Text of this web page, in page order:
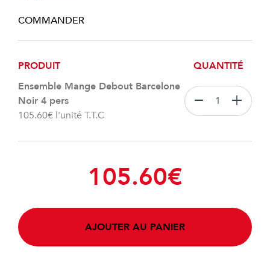
COMMANDER
PRODUIT
QUANTITÉ
Ensemble Mange Debout Barcelone
Noir 4 pers
105.60€ l'unité T.T.C
105.60€
AJOUTER AU PANIER